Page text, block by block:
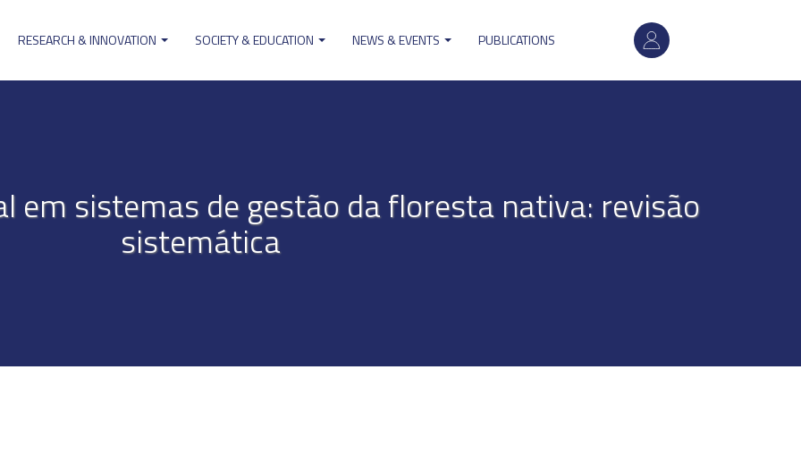
User
account
RESEARCH & INNOVATION SOCIETY & EDUCATION NEWS & EVENTS PUBLICATIONS
em sistemas de gestão da floresta nativa: revisão
sistemática